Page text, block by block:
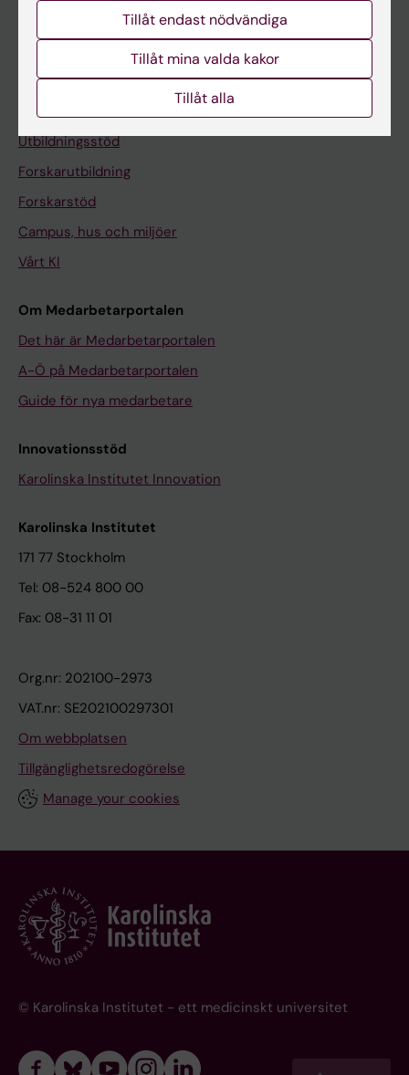
Din anställning
Stöd och verktyg
Utbildningsstöd
Forskarutbildning
Forskarstöd
Campus, hus och miljöer
Vårt KI
Om Medarbetarportalen
Det här är Medarbetarportalen
A-Ö på Medarbetarportalen
Guide för nya medarbetare
Innovationsstöd
Karolinska Institutet Innovation
Karolinska Institutet
171 77 Stockholm
Tel: 08-524 800 00
Fax: 08-31 11 01
Org.nr: 202100-2973
VAT.nr: SE202100297301
Om webbplatsen
Tillgänglighetsredogörelse
Manage your cookies
© Karolinska Institutet - ett medicinskt universitet
Tillåt endast nödvändiga
Tillåt mina valda kakor
Tillåt alla